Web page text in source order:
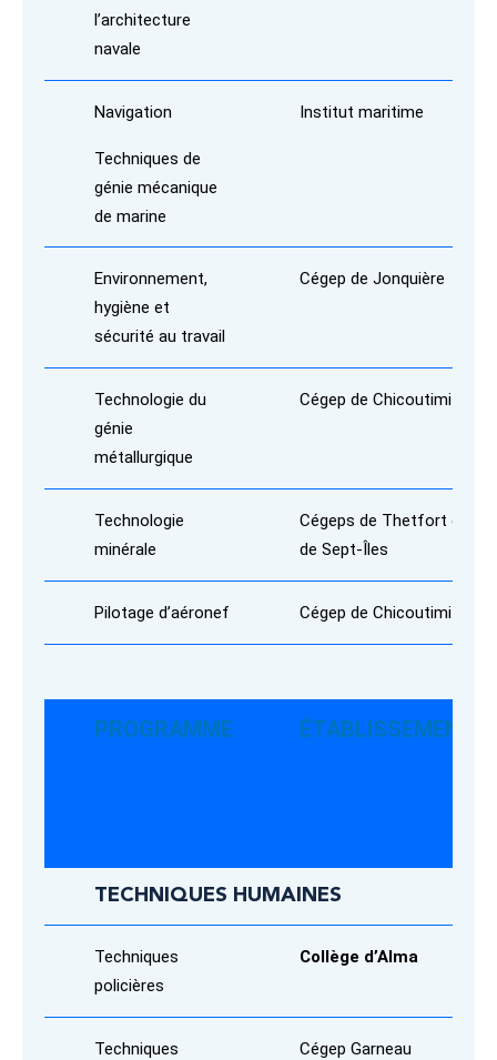
l’architecture
navale
Navigation
Techniques de
génie mécanique
de marine
Institut maritime
Environnement,
hygiène et
sécurité au travail
Cégep de Jonquière
Technologie du
génie
métallurgique
Cégep de Chicoutimi
Technologie
minérale
Cégeps de Thetfort et
de Sept-Îles
Pilotage d’aéronef Cégep de Chicoutimi
PROGRAMME ÉTABLISSEMENT
TECHNIQUES HUMAINES
Techniques
policières
Collège d’Alma
Techniques
Cégep Garneau